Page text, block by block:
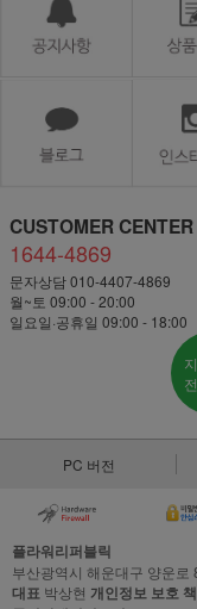
CUSTOMER CENTER
1644-4869
문자상담 010-4407-4869
월~토 09:00 - 20:00
일요일·공휴일 09:00 - 18:00
PC 버전
플라워리퍼블릭
부산광역시 해운대구 양운로
대표 박상현 개인정보 보호